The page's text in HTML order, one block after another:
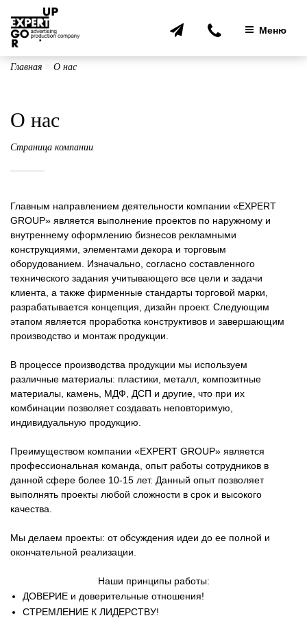
содержимому
Меню
Главная О нас
О нас
Страница компании
Главным направлением деятельности компании «EXPERT
GROUP» является выполнение проектов по наружному и
внутреннему оформлению бизнесов рекламными
конструкциями, элементами декора и торговым
оборудованием. Изначально, согласно составленного
технического задания учитывающего все цели и задачи
клиента, а также фирменные стандарты торговой марки,
разрабатывается концепция, дизайн проект. Следующим
этапом является проработка конструктивов и завершающим
производство и монтаж продукции.
В процессе производства продукции мы используем
различные материалы: пластики, металл, композитные
материалы, камень, МДФ, ДСП и другие, что при их
комбинации позволяет создавать неповторимую,
индивидуальную продукцию.
Преимуществом компании «EXPERT GROUP» является
профессиональная команда, опыт работы сотрудников в
данной сфере более 10-15 лет. Данный опыт позволяет
выполнять проекты любой сложности в срок и высокого
качества.
Мы делаем проекты: от обсуждения идеи до ее полной и
окончательной реализации.
Наши принципы работы:
ДОВЕРИЕ и доверительные отношения!
СТРЕМЛЕНИЕ К ЛИДЕРСТВУ!